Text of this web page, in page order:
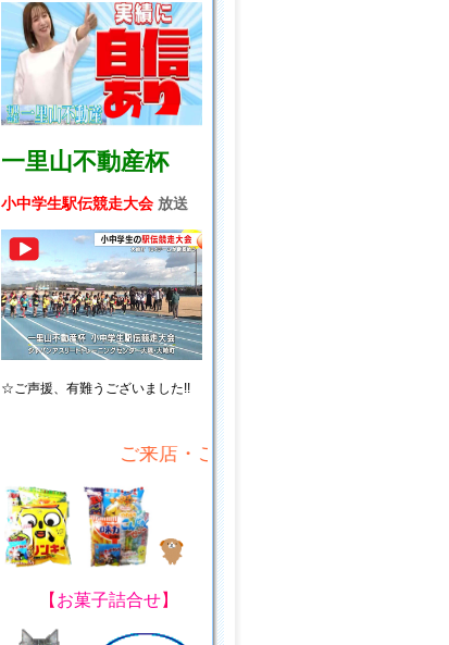
一里山不動産杯
小中学生駅伝競走大会 放送
☆ご声援、 有難うございました!!
ご来店・ご来場プレゼント!
【 お菓子詰合せ】